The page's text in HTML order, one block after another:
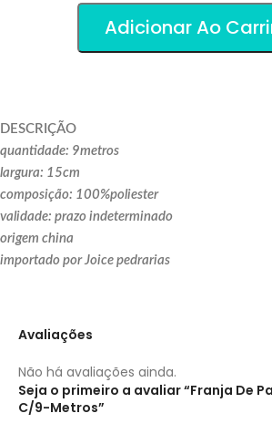
Adicionar Ao
DESCRIÇÃO
quantidade: 9metros
largura: 15cm
composição: 100%poliester
validade: prazo indeterminado
origem china
importado por Joice pedrarias
Avaliações
Não há avaliações ainda.
Seja o primeiro a avaliar “Franja De
C/9-Metros”